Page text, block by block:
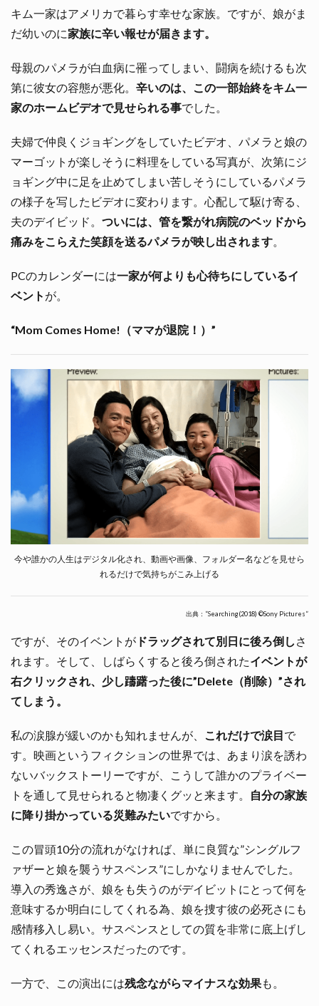
キム一家はアメリカで暮らす幸せな家族。ですが、娘がま
だ幼いのに家族に辛い報せが届きます。
母親のパメラが白血病に罹ってしまい、闘病を続けるも次
第に彼女の容態が悪化。 辛いのは、この一部始終をキム一
家のホームビデオで見せられる事でした。
夫婦で仲良くジョギングをしていたビデオ、パメラと娘の
マーゴットが楽しそうに料理をしている写真が、次第にジ
ョギング中に足を止めてしまい苦しそうにしているパメラ
の様子を写したビデオに変わります。心配して駆け寄る、
夫のデイビッド。 ついには、管を繋がれ病院のベッドから
痛みをこらえた笑顔を送るパメラが映し出されます
PCのカレンダーには一家が何よりも心待ちにしているイ
ベント が。
“Mom Comes Home!（ママが退院！）”
今や誰かの人生はデジタル化され、動画や画像、フォルダー名などを見せら
れるだけで気持ちがこみ上げる
出典：”Searching(2018) ©Sony Pictures”
ですが、そのイベントが ドラッグされて別日に後ろ倒し さ
れます。そして、しばらくすると後ろ倒されたイベントが
右クリックされ、少し躊躇った後に”Delete（削除）”され
てしまう。
私の涙腺が緩いのかも知れませんが、 これだけで涙目で
す。映画というフィクションの世界では、あまり涙を誘わ
ないバックストーリーですが、こうして誰かのプライベー
トを通して見せられると物凄くグッと来ます。
自分の家族
に降り掛かっている災難みたいですから。
この冒頭10分の流れがなければ、単に良質な”シングルフ
ァザーと娘を襲うサスペンス”にしかなりませんでした。
導入の秀逸さが、娘をも失うのがデイビットにとって何を
意味するか明白にしてくれる為、娘を捜す彼の必死さにも
感情移入し易い。サスペンスとしての質を非常に底上げし
てくれるエッセンスだったのです。
一方で、この演出には残念ながらマイナスな効果も。